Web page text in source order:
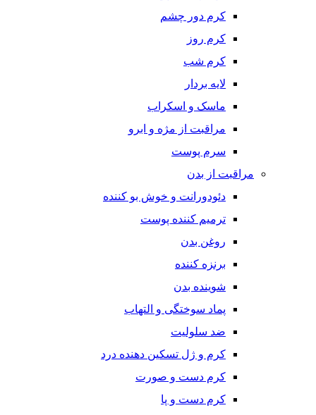
کرم دور چشم
کرم روز
کرم شب
لایه بردار
ماسک و اسکراب
مراقبت از مژه و ابرو
سرم پوست
مراقبت از بدن
دئودورانت و خوش بو کننده
ترمیم کننده پوست
روغن بدن
برنزه کننده
شوینده بدن
پماد سوختگی و التهاب
ضد سلولیت
کرم و ژل تسکین دهنده درد
کرم دست و صورت
کرم دست و پا